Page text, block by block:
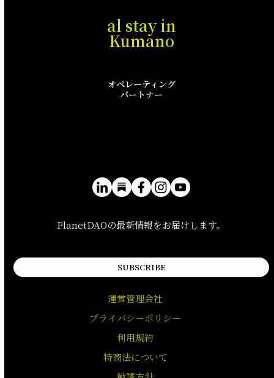
al stay in
Kumano
オペレーティング
パートナー
PlanetDAOの最新情報をお届けします。
SUBSCRIBE
運営管理会社
プライバシーポリシー
利用規約
特商法について